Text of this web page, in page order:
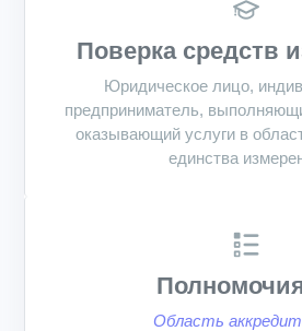
Поверка средств
Юридическое лицо,
предприниматель,
оказывающий услуги в
единства
Область